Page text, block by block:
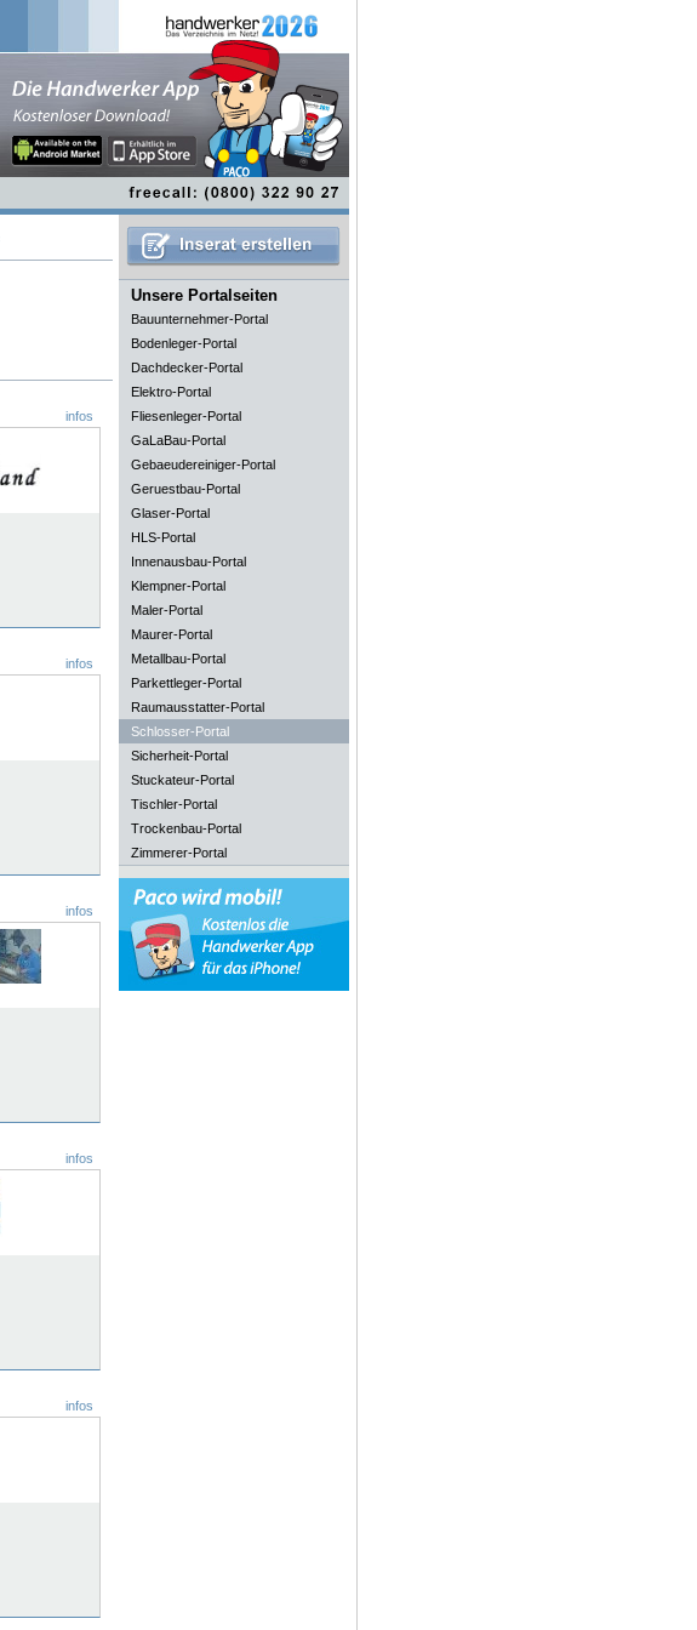
infos
infos
infos
infos
infos
Unsere Portalseiten
Bauunternehmer-Portal
Bodenleger-Portal
Dachdecker-Portal
Elektro-Portal
Fliesenleger-Portal
GaLaBau-Portal
Gebaeudereiniger-Portal
Geruestbau-Portal
Glaser-Portal
HLS-Portal
Innenausbau-Portal
Klempner-Portal
Maler-Portal
Maurer-Portal
Metallbau-Portal
Parkettleger-Portal
Raumausstatter-Portal
Schlosser-Portal
Sicherheit-Portal
Stuckateur-Portal
Tischler-Portal
Trockenbau-Portal
Zimmerer-Portal